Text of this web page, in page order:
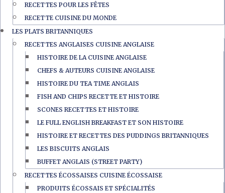
RECETTES POUR LES FÊTES
RECETTE CUISINE DU MONDE
LES PLATS BRITANNIQUES
RECETTES ANGLAISES CUISINE ANGLAISE
HISTOIRE DE LA CUISINE ANGLAISE
CHEFS & AUTEURS CUISINE ANGLAISE
HISTOIRE DU TEA TIME ANGLAIS
FISH AND CHIPS RECETTE ET HISTOIRE
SCONES RECETTES ET HISTOIRE
LE FULL ENGLISH BREAKFAST ET SON HISTOIRE
HISTOIRE ET RECETTES DES PUDDINGS BRITANNIQUES
LES BISCUITS ANGLAIS
BUFFET ANGLAIS (STREET PARTY)
RECETTES ÉCOSSAISES CUISINE ÉCOSSAISE
PRODUITS ÉCOSSAIS ET SPÉCIALITÉS